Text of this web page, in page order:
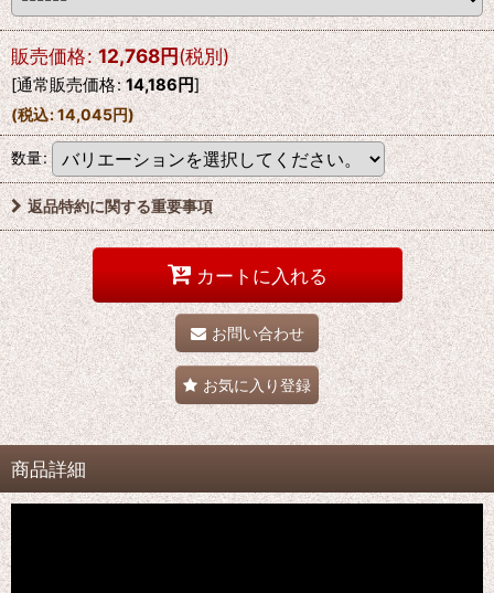
販売価格: 12,768円(税別)
[通常販売価格: 14,186円]
(税込:14,045円)
数量:
返品特約に関する重要事項
カートに入れる
お問い合わせ
お気に入り登録
商品詳細